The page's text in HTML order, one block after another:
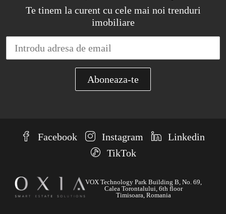
Te tinem la curent cu cele mai noi trenduri
imobiliare
Facebook Instagram
Linkedin
TikTok
VOX Technology Park Building B, No. 69,
Calea Torontalului, 6th floor
Timisoara, Romania